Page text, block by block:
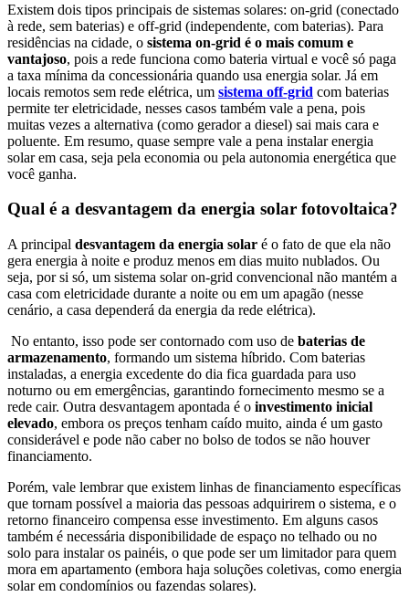
Existem dois tipos principais de sistemas solares: on-grid (conectado
à rede, sem baterias) e off-grid (independente, com baterias). Para
residências na cidade, o sistema on-grid é o mais comum e
vantajoso, pois a rede funciona como bateria virtual e você só paga
a taxa mínima da concessionária quando usa energia solar. Já em
locais remotos sem rede elétrica, um sistema off-grid com baterias
permite ter eletricidade, nesses casos também vale a pena, pois
muitas vezes a alternativa (como gerador a diesel) sai mais cara e
poluente. Em resumo, quase sempre vale a pena instalar energia
solar em casa, seja pela economia ou pela autonomia energética que
você ganha.
Qual é a desvantagem da energia solar fotovoltaica?
A principal desvantagem da energia solar é o fato de que ela não
gera energia à noite e produz menos em dias muito nublados. Ou
seja, por si só, um sistema solar on-grid convencional não mantém a
casa com eletricidade durante a noite ou em um apagão (nesse
cenário, a casa dependerá da energia da rede elétrica).
No entanto, isso pode ser contornado com uso de baterias de
armazenamento, formando um sistema híbrido. Com baterias
instaladas, a energia excedente do dia fica guardada para uso
noturno ou em emergências, garantindo fornecimento mesmo se a
rede cair. Outra desvantagem apontada é o investimento inicial
elevado, embora os preços tenham caído muito, ainda é um gasto
considerável e pode não caber no bolso de todos se não houver
financiamento.
Porém, vale lembrar que existem linhas de financiamento específicas
que tornam possível a maioria das pessoas adquirirem o sistema, e o
retorno financeiro compensa esse investimento. Em alguns casos
também é necessária disponibilidade de espaço no telhado ou no
solo para instalar os painéis, o que pode ser um limitador para quem
mora em apartamento (embora haja soluções coletivas, como energia
solar em condomínios ou fazendas solares).